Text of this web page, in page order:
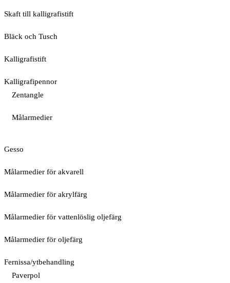
Skaft till kalligrafistift
Bläck och Tusch
Kalligrafistift
Kalligrafipennor
Zentangle
Målarmedier
Gesso
Målarmedier för akvarell
Målarmedier för akrylfärg
Målarmedier för vattenlöslig oljefärg
Målarmedier för oljefärg
Fernissa/ytbehandling
Paverpol